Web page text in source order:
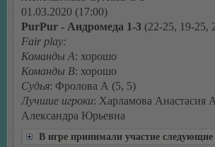
01.03.2020 (17:00)
PurPur - Андромеда 1-3 (22-25, 19-25,
Fair play:
Команды А: хорошо
Команды В: хорошо
Судья: Фролова А (5, 5)
Лучшие игроки: Харламова Анастасия
Александра Юрьевна
В игре принимали участие